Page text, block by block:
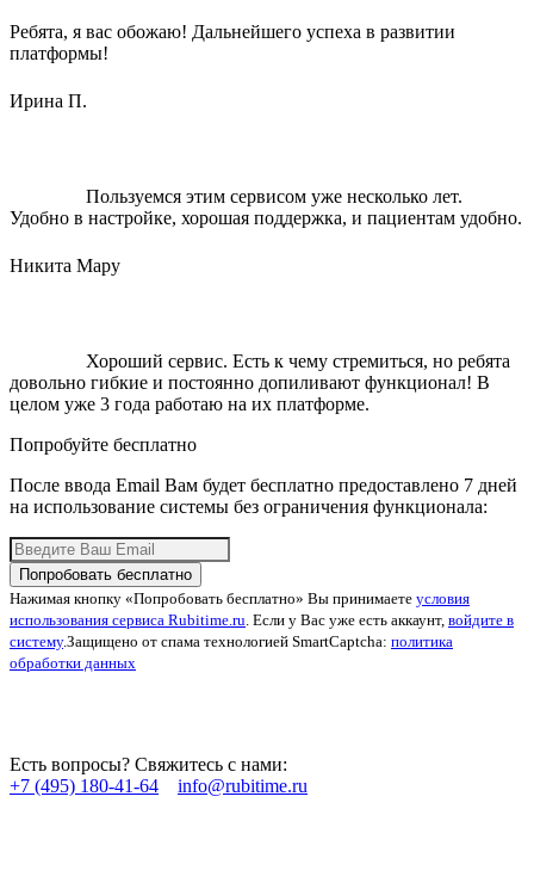
Ребята, я вас обожаю! Дальнейшего успеха в развитии
платформы!
Ирина П.
Пользуемся этим сервисом уже несколько лет.
Удобно в настройке, хорошая поддержка, и пациентам удобно.
Никита Мару
Хороший сервис. Есть к чему стремиться, но ребята
довольно гибкие и постоянно допиливают функционал! В
целом уже 3 года работаю на их платформе.
Попробуйте бесплатно
После ввода Email Вам будет бесплатно предоставлено 7 дней
на использование системы без ограничения функционала:
Попробовать бесплатно
Нажимая кнопку «Попробовать бесплатно» Вы принимаете условия
использования сервиса Rubitime.ru . Если у Вас уже есть аккаунт, войдите в
систему.Защищено от спама технологией SmartCaptcha: политика
обработки данных
Есть вопросы? Свяжитесь с нами:
+7 (495) 180-41-64
info@rubitime.ru